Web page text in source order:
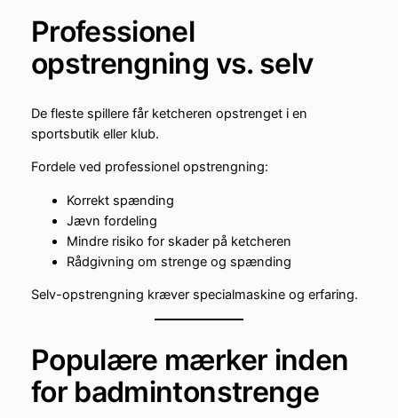
Professionel
opstrengning vs. selv
De fleste spillere får ketcheren opstrenget i en
sportsbutik eller klub.
Fordele ved professionel opstrengning:
Korrekt spænding
Jævn fordeling
Mindre risiko for skader på ketcheren
Rådgivning om strenge og spænding
Selv-opstrengning kræver specialmaskine og erfaring.
Populære mærker inden
for badmintonstrenge